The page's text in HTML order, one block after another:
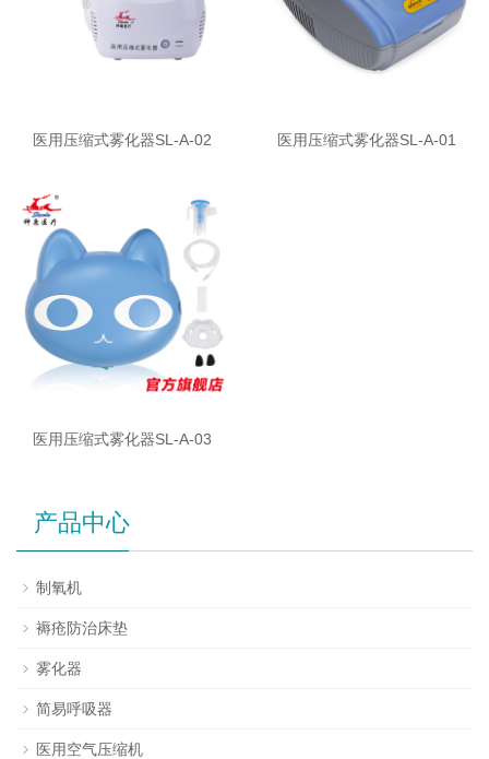
医用压缩式雾化器SL-A-02 医用压缩式雾化器SL-A-01
医用压缩式雾化器SL-A-03
产品中心
制氧机
褥疮防治床垫
雾化器
简易呼吸器
医用空气压缩机